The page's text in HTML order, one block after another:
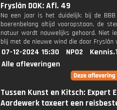
Fryslân DOK: Afl. 49
Na een jaar is het duidelijk: bij de
boerenbelang altijd vooropstaan, de
natuur wordt nauwelijks gehoord. Niet
blij met de nieuwe wind die door Fryslân
07-12-2024 15:30 NPO2
Alle afleveringen
Tussen Kunst en Kitsch: Expert
Aardewerk taxeert een